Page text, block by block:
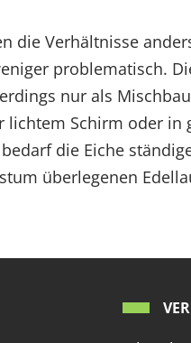
die Verhältnisse
problematisch.
nur als
lichtem Schirm oder in
die Eiche
überlegenen